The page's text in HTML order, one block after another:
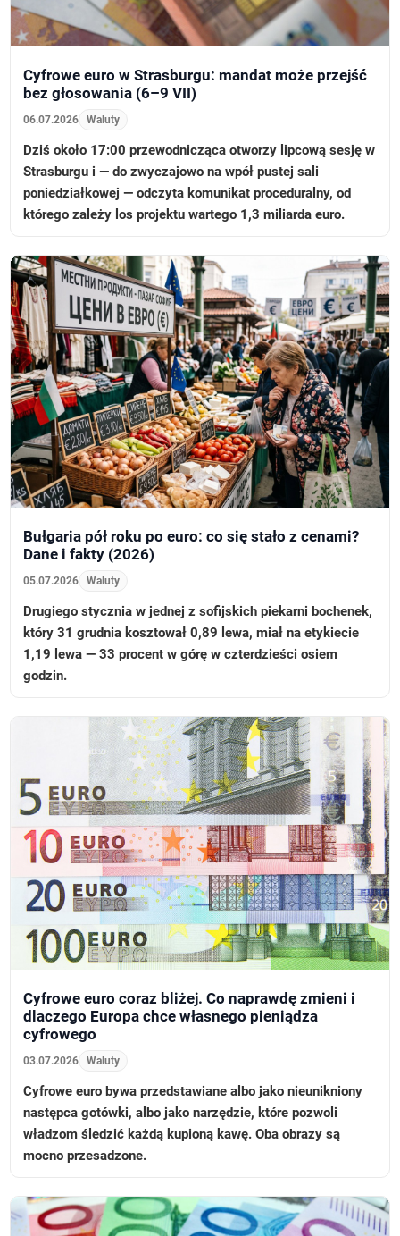
Cyfrowe euro w Strasburgu: mandat może przejść
bez głosowania (6–9 VII)
06.07.2026 Waluty
Dziś około 17:00 przewodnicząca otworzy lipcową sesję w
Strasburgu i — do zwyczajowo na wpół pustej sali
poniedziałkowej — odczyta komunikat proceduralny, od
którego zależy los projektu wartego 1,3 miliarda euro.
Bułgaria pół roku po euro: co się stało z cenami?
Dane i fakty (2026)
05.07.2026 Waluty
Drugiego stycznia w jednej z sofijskich piekarni bochenek,
który 31 grudnia kosztował 0,89 lewa, miał na etykiecie
1,19 lewa — 33 procent w górę w czterdzieści osiem
godzin.
Cyfrowe euro coraz bliżej. Co naprawdę zmieni i
dlaczego Europa chce własnego pieniądza
cyfrowego
03.07.2026 Waluty
Cyfrowe euro bywa przedstawiane albo jako nieunikniony
następca gotówki, albo jako narzędzie, które pozwoli
władzom śledzić każdą kupioną kawę. Oba obrazy są
mocno przesadzone.